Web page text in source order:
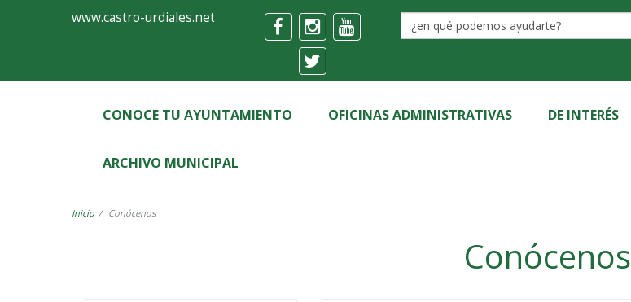
FormularioAyuntamiento
Castro-
Urdiales
www.castro-urdiales.net
CONOCE TU AYUNTAMIENTO OFICINAS ADMINISTRATIVAS DE INTERÉS
ARCHIVO MUNICIPAL
Inicio Conócenos
Conócenos